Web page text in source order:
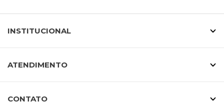
INSTITUCIONAL
ATENDIMENTO
CONTATO